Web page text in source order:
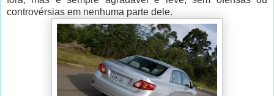
controvérsias em nenhuma parte dele.